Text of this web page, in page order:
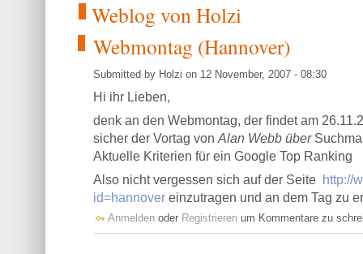
Weblog von Holzi
Webmontag (Hannover)
Submitted by Holzi on 12 November, 2007 - 08:30
Hi ihr Lieben,
denk an den Webmontag, der findet am
sicher der Vortag vonAlan Webb über
Aktuelle Kriterien für ein Google Top Ranking
Also nicht vergessen sich auf der Seite http://
id=hannover einzutragen und an dem Tag zu
Anmelden oder Registrieren um Kommentare zu